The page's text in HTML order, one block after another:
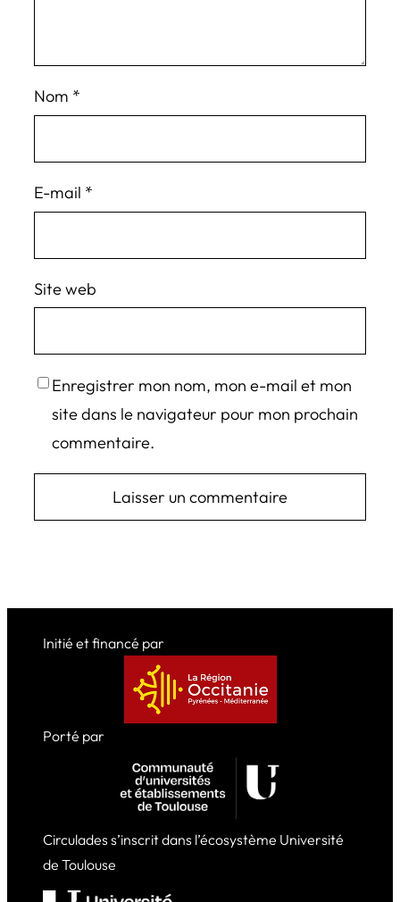
Nom *
E-mail *
Site web
Enregistrer mon nom, mon e-mail et mon
site dans le navigateur pour mon prochain
commentaire.
Initié et financé par
Porté par
Circulades s’inscrit dans l’écosystème Université
de Toulouse